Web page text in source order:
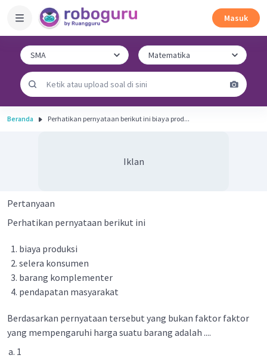
Masuk
Beranda Perhatikan pernyataan berikut ini biaya prod...
Iklan
Pertanyaan
Perhatikan pernyataan berikut ini
biaya produksi
selera konsumen
barang komplementer
pendapatan masyarakat
Berdasarkan pernyataan tersebut yang bukan faktor faktor
yang mempengaruhi harga suatu barang adalah ....
1